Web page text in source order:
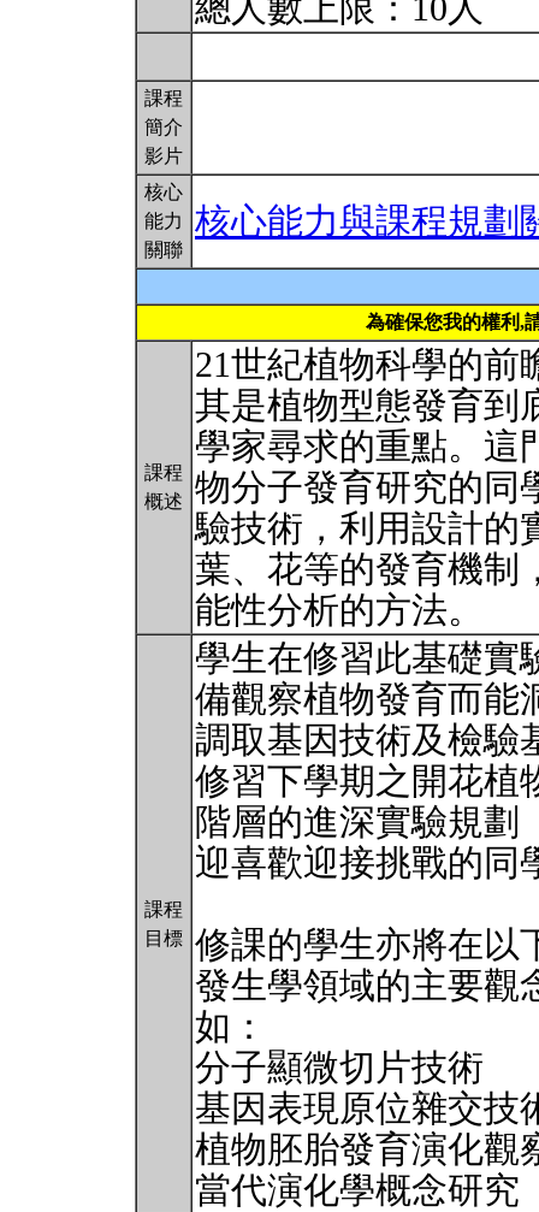
總人數上限：10人
課程
簡介
影片
核心
能力
關聯
核心能力與課程規劃
為確保您我的權利,
課程
概述
21世紀植物科學的前
其是植物型態發育到
學家尋求的重點。這
物分子發育研究的同
驗技術，利用設計的
葉、花等的發育機制
能性分析的方法。
課程
目標
學生在修習此基礎實
備觀察植物發育而能
調取基因技術及檢驗
修習下學期之開花植
階層的進深實驗規劃
迎喜歡迎接挑戰的同
修課的學生亦將在以
發生學領域的主要觀
如：
分子顯微切片技術
基因表現原位雜交技
植物胚胎發育演化觀
當代演化學概念研究